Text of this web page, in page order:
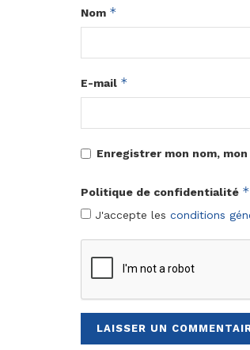
Nom *
E-mail *
Enregistrer mon nom,
Politique de confidentialité *
J'accepte les conditions